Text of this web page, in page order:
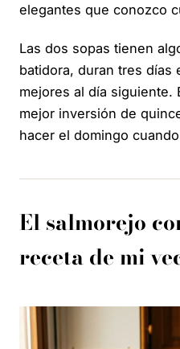
elegantes que conozco
Las dos sopas tienen
batidora, duran tres días
mejores al día siguiente.
mejor inversión de
hacer el domingo
El salmorejo
receta de mi